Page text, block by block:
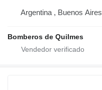
Argentina , Buenos Aires
Bomberos de Quilmes